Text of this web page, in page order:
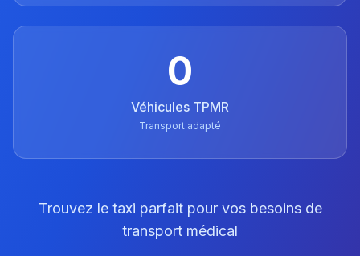
0
Véhicules TPMR
Transport adapté
Trouvez le taxi parfait pour vos besoins de
transport médical